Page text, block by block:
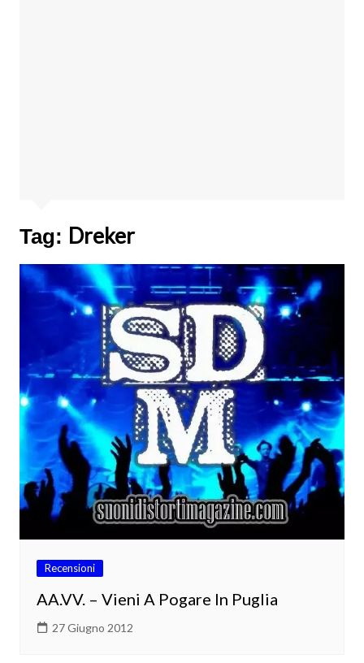
Tag: Dreker
Recensioni
AA.VV. – Vieni A Pogare In Puglia
27 Giugno 2012